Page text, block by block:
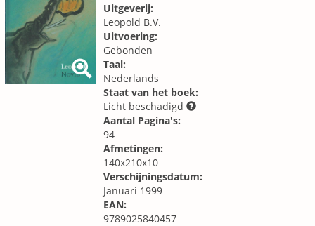
Uitgeverij:
Leopold B.V.
Uitvoering:
Gebonden
Taal:
Nederlands
Staat van het boek:
Licht beschadigd
Aantal Pagina's:
94
Afmetingen:
140x210x10
Verschijningsdatum:
Januari 1999
EAN:
9789025840457